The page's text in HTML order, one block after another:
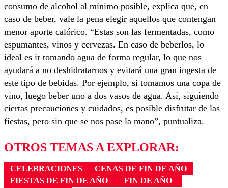
consumo de alcohol al mínimo posible, explica que, en
caso de beber, vale la pena elegir aquellos que contengan
menor aporte calórico. “Estas son las fermentadas, como
espumantes, vinos y cervezas. En caso de beberlos, lo
ideal es ir tomando agua de forma regular, lo que nos
ayudará a no deshidratarnos y evitará una gran ingesta de
este tipo de bebidas. Por ejemplo, si tomamos una copa de
vino, luego beber uno a dos vasos de agua. Así, siguiendo
ciertas precauciones y cuidados, es posible disfrutar de las
fiestas, pero sin que se nos pase la mano”, puntualiza.
OTROS TEMAS A EXPLORAR:
CELEBRACIONES
CENAS DE FIN DE AÑO
FIESTAS DE FIN DE AÑO
FIN DE AÑO